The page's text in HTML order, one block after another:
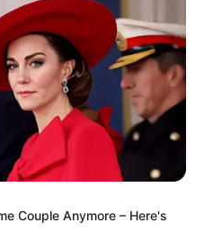
Couple Anymore – Here's